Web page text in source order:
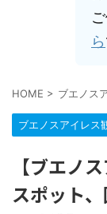
ら
HOME > ブエノス
ブエノスアイレス
【ブエノ
スポット